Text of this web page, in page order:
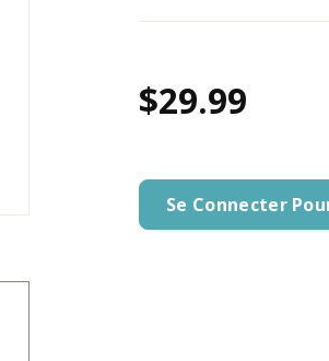
$29.99
Se Connecter